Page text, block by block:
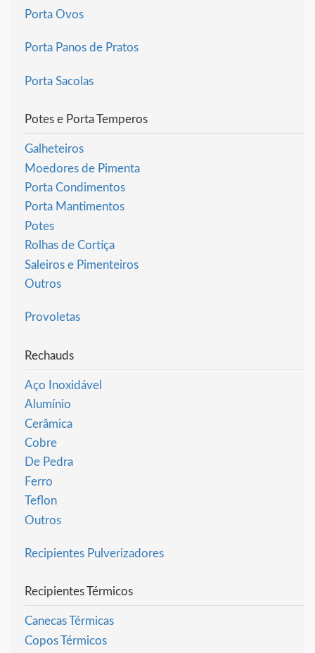
Porta Ovos
Porta Panos de Pratos
Porta Sacolas
Potes e Porta Temperos
Galheteiros
Moedores de Pimenta
Porta Condimentos
Porta Mantimentos
Potes
Rolhas de Cortiça
Saleiros e Pimenteiros
Outros
Provoletas
Rechauds
Aço Inoxidável
Alumínio
Cerâmica
Cobre
De Pedra
Ferro
Teflon
Outros
Recipientes Pulverizadores
Recipientes Térmicos
Canecas Térmicas
Copos Térmicos